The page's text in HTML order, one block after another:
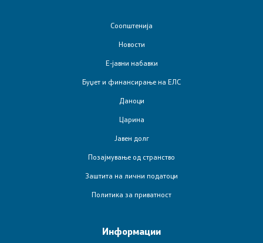
Соопштенија
Новости
Е-јавни набавки
Буџет и финансирање на ЕЛС
Даноци
Царина
Јавен долг
Позајмување од странство
Заштита на лични податоци
Политика за приватност
Информации